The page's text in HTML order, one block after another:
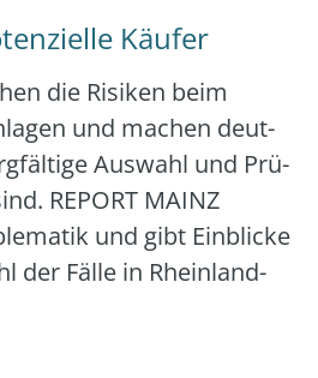
Käufer
die Risi­ken beim
und machen deut­
Aus­wahl und Prü­
REPORT MAINZ
und gibt Ein­bli­cke
der Fäl­le in Rhein­land-